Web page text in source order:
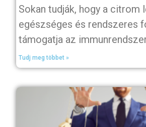
Sokan tudják, hogy a citrom
egészséges és rendszeres
támogatja az
Tudj meg többet »